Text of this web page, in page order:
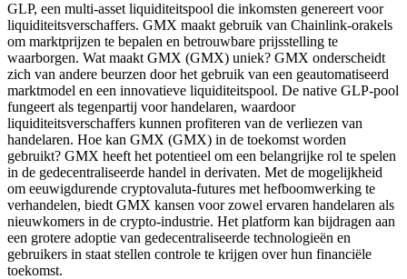
GLP, een multi-asset liquiditeitspool die inkomsten genereert voor
liquiditeitsverschaffers. GMX maakt gebruik van Chainlink-orakels
om marktprijzen te bepalen en betrouwbare prijsstelling te
waarborgen. Wat maakt GMX (GMX) uniek? GMX onderscheidt
zich van andere beurzen door het gebruik van een geautomatiseerd
marktmodel en een innovatieve liquiditeitspool. De native GLP-pool
fungeert als tegenpartij voor handelaren, waardoor
liquiditeitsverschaffers kunnen profiteren van de verliezen van
handelaren. Hoe kan GMX (GMX) in de toekomst worden
gebruikt? GMX heeft het potentieel om een belangrijke rol te spelen
in de gedecentraliseerde handel in derivaten. Met de mogelijkheid
om eeuwigdurende cryptovaluta-futures met hefboomwerking te
verhandelen, biedt GMX kansen voor zowel ervaren handelaren als
nieuwkomers in de crypto-industrie. Het platform kan bijdragen aan
een grotere adoptie van gedecentraliseerde technologieën en
gebruikers in staat stellen controle te krijgen over hun financiële
toekomst.